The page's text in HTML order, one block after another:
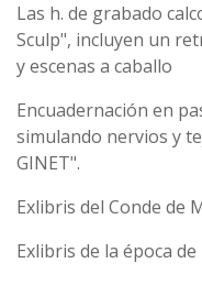
Las h. de grabado
Sculp", incluyen un
y escenas a caballo
Encuadernación en
simulando nervios y
GINET".
Exlibris del Conde de
Exlibris de la época